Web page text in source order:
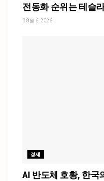
전동화 순위는 테슬
8월 6, 2026
경제
AI 반도체 호황, 한국